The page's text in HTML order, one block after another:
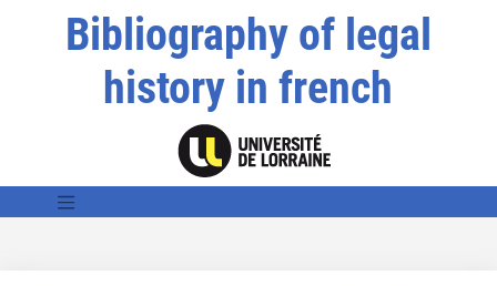
Bibliography of legal
history in french